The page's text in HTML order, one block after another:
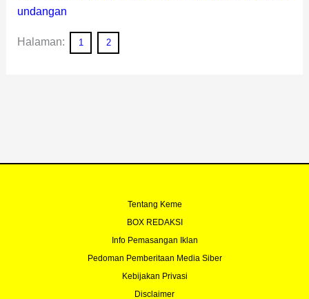
undangan
Halaman: 1 2
Tentang Keme
BOX REDAKSI
Info Pemasangan Iklan
Pedoman Pemberitaan Media Siber
Kebijakan Privasi
Disclaimer